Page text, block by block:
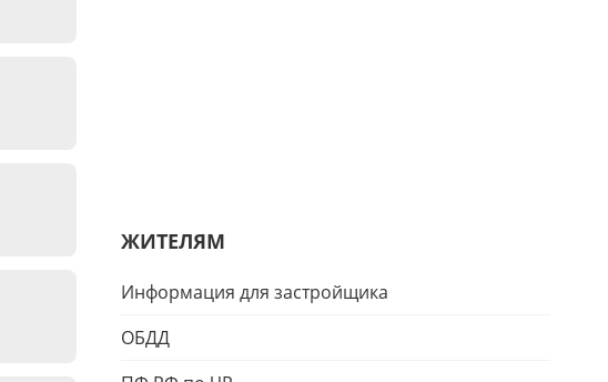
ЖИТЕЛЯМ
Информация для застройщика
ОБДД